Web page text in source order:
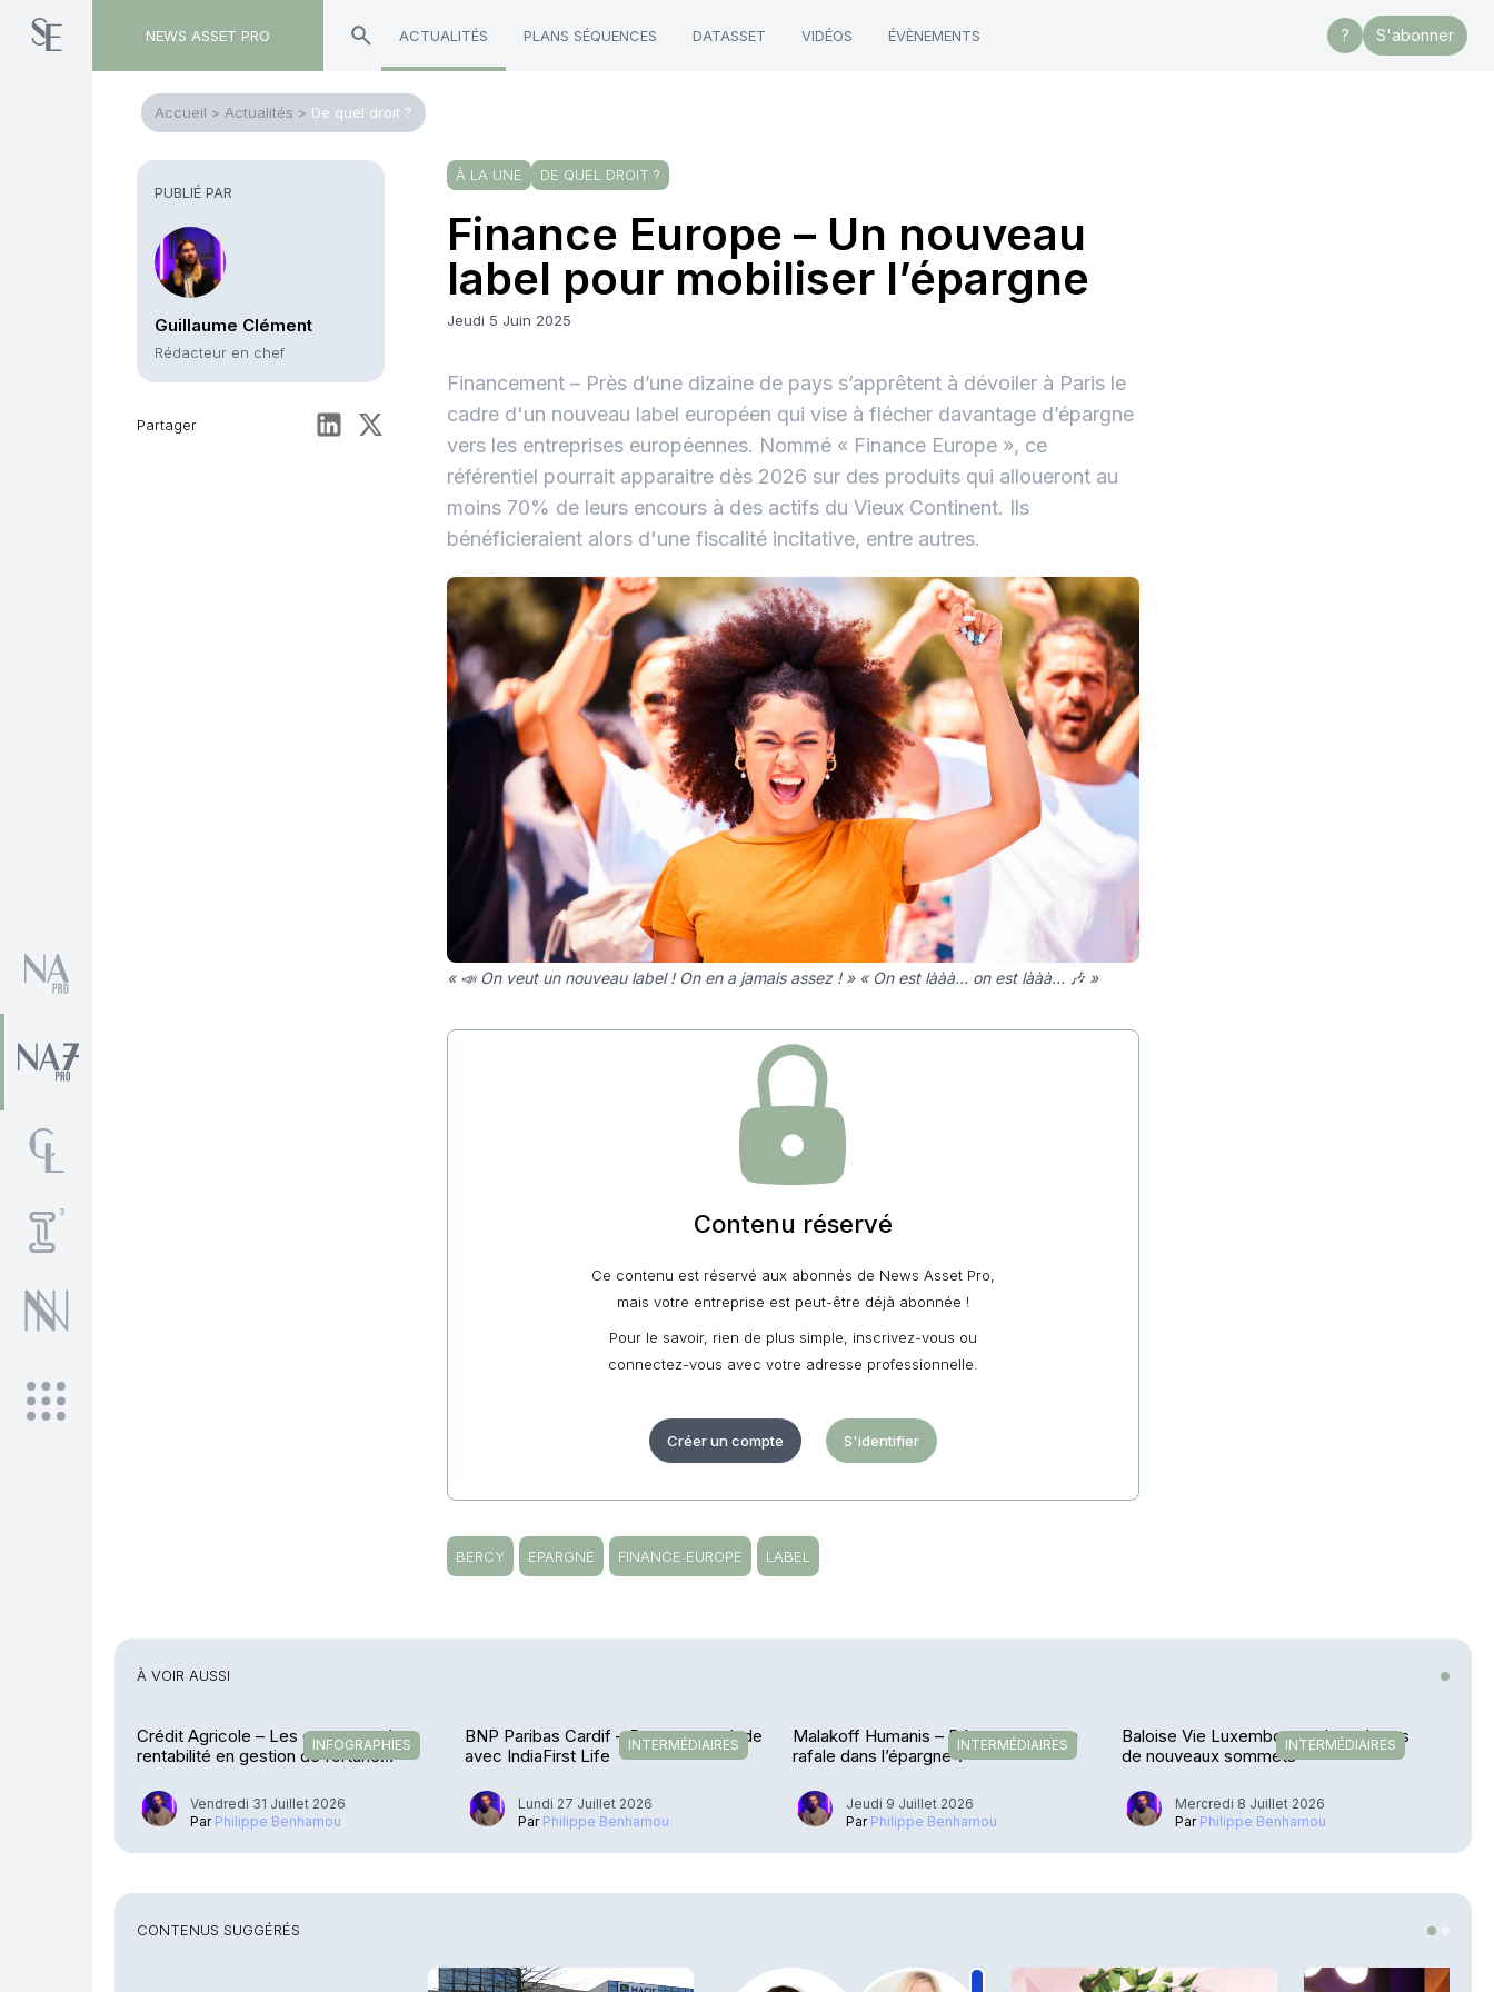
NEWS ASSET PRO ACTUALITÉS PLANS SÉQUENCES DATASSET VIDÉOS ÉVÈNEMENTS ? S'abonner
Accueil > Actualités > De quel droit ?
PUBLIÉ PAR
Guillaume Clément
Rédacteur en chef
Partager
À LA UNE DE QUEL DROIT ?
Finance Europe – Un nouveau
label pour mobiliser l’épargne
Jeudi 5 Juin 2025
Financement – Près d’une dizaine de pays s’apprêtent à dévoiler à Paris le
cadre d'un nouveau label européen qui vise à flécher davantage d’épargne
vers les entreprises européennes. Nommé « Finance Europe », ce
référentiel pourrait apparaitre dès 2026 sur des produits qui alloueront au
moins 70% de leurs encours à des actifs du Vieux Continent. Ils
bénéficieraient alors d'une fiscalité incitative, entre autres.
« 📣 On veut un nouveau label ! On en a jamais assez ! » « On est lààà… on est lààà… 🎶 »
Contenu réservé
Ce contenu est réservé aux abonnés de News Asset Pro,
mais votre entreprise est peut-être déjà abonnée !
Pour le savoir, rien de plus simple, inscrivez-vous ou
connectez-vous avec votre adresse professionnelle.
Créer un compte S'identifier
BERCY EPARGNE FINANCE EUROPE LABEL
À VOIR AUSSI
INFOGRAPHIES
Crédit Agricole – Les encours et la
rentabilité en gestion de fortune
Vendredi 31 Juillet 2026
Par Philippe Benhamou
INTERMÉDIAIRES
BNP Paribas Cardif – De retour en Inde
avec IndiaFirst Life
Lundi 27 Juillet 2026
Par Philippe Benhamou
INTERMÉDIAIRES
Malakoff Humanis – Déconvenues en
rafale dans l’épargne ?
Jeudi 9 Juillet 2026
Par Philippe Benhamou
INTERMÉDIAIRES
Baloise Vie Luxembourg - Lancé vers
de nouveaux sommets
Mercredi 8 Juillet 2026
Par Philippe Benhamou
CONTENUS SUGGÉRÉS